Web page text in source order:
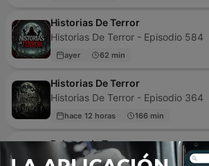
Historias De Terror
Historias De Terror - Episodio 584
ayer 62 min
Historias De Terror
Historias De Terror - Episodio 364
hace 12 horas 166 min
Relatos de Terror
Camina hacia el Terror - Episodio